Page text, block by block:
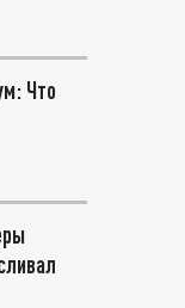
Что